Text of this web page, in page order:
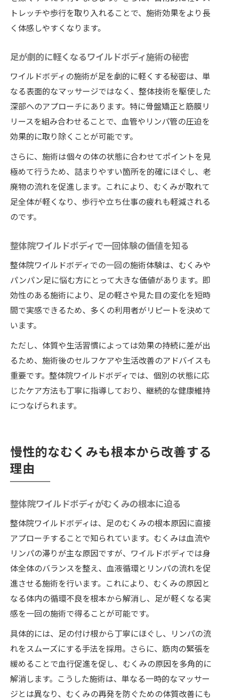
トレッチや歩行を取り入れることで、施術効果をより長
く体感しやすくなります。
足が劇的に軽くなるワイルドボディ施術の秘密
ワイルドボディの施術が足を劇的に軽くする秘密は、単
なる表面的なマッサージではなく、整体技術を駆使した
深部へのアプローチにあります。特に骨盤矯正と筋膜リ
リースを組み合わせることで、血管やリンパ管の圧迫を
効果的に取り除くことが可能です。
さらに、施術は個々の体の状態に合わせてポイントを見
極めて行うため、詰まりやすい箇所を的確にほぐし、老
廃物の流れを促進します。これにより、むくみが取れて
足全体が軽くなり、歩行や立ち仕事の疲れも軽減される
のです。
整体院ワイルドボディで一回体験の価値を知る
整体院ワイルドボディでの一回の施術体験は、むくみや
パンパン足に悩む方にとって大きな価値があります。即
効性のある施術により、足の軽さや見た目の変化を短時
間で実感できるため、多くの利用者がリピートを決めて
います。
ただし、体質や生活習慣によっては効果の持続に差が出
るため、施術後のセルフケアや生活改善のアドバイスも
重要です。整体院ワイルドボディでは、個別の状態に応
じたケア方法も丁寧に指導しており、継続的な健康維持
につなげられます。
慢性的なむくみも根本から改善する
理由
整体院ワイルドボディがむくみの根本に迫る
整体院ワイルドボディは、足のむくみの根本原因に直接
アプローチすることで知られています。むくみは血流や
リンパの滞りが主な原因ですが、ワイルドボディでは身
体全体のバランスを整え、血液循環とリンパの流れを促
進させる施術を行います。これにより、むくみの原因と
なる体内の循環不良を根本から解消し、足が軽くなる実
感を一回の施術で得ることが可能です。
具体的には、足の付け根から丁寧にほぐし、リンパの流
れをスムーズにする手法を採用。さらに、筋肉の緊張を
緩めることで血行促進を促し、むくみの原因を多角的に
解消します。こうした施術は、単なる一時的なマッサー
ジとは異なり、むくみの再発を防ぐための体質改善にも